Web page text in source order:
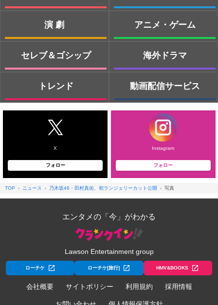
演劇
セレブ＆ゴシップ
トレンド
アニメ・ゲーム
海外ドラマ
動画配信サービス
X
フォロー
Instagram
フォロー
TOP ニュース 乃木坂46・田村真佑、初ランジェリーカット公開 写真
エンタメの「今」がわかる
Lawson Entertainment group
ローチケ ローチケ[旅行] HMV&BOOKS
会社概要 サイトポリシー 利用規約 採用情報